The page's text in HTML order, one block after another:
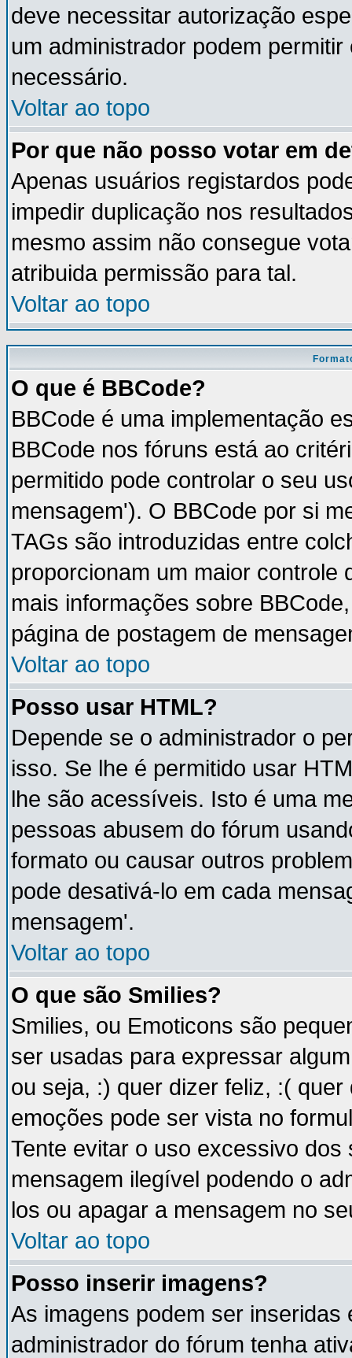
deve necessitar autorização
um administrador podem
necessário.
Voltar ao topo
Por que não posso votar em
Apenas usuários registardos
impedir duplicação nos
mesmo assim não consegue
atribuida permissão para tal.
Voltar ao topo
O que é BBCode?
BBCode é uma implementação
BBCode nos fóruns está ao
permitido pode controlar o seu
mensagem'). O BBCode por si
TAGs são introduzidas entre
proporcionam um maior controle
mais informações sobre
página de postagem de
Voltar ao topo
Posso usar HTML?
Depende se o administrador o
isso. Se lhe é permitido usar
lhe são acessíveis. Isto é uma
pessoas abusem do fórum
formato ou causar outros
pode desativá-lo em cada
mensagem'.
Voltar ao topo
O que são Smilies?
Smilies, ou Emoticons são
ser usadas para expressar
ou seja, :) quer dizer feliz, :(
emoções pode ser vista no
Tente evitar o uso excessivo
mensagem ilegível podendo o
los ou apagar a mensagem no
Voltar ao topo
Posso inserir imagens?
As imagens podem ser
administrador do fórum tenha